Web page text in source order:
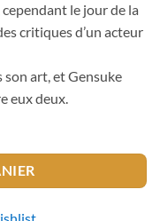
le jour de la
critiques d’un acteur
son art, et Gensuke
eux deux.